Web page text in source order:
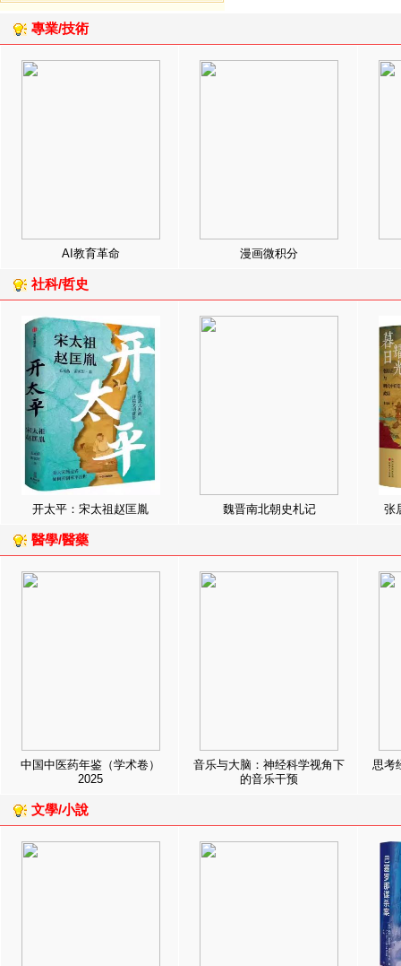
專業/技術
AI教育革命 漫画微积分
社科/哲史
开太平：宋太祖赵匡胤 魏晋南北朝史札记 张
醫學/醫藥
中国中医药年鉴（学术卷）
2025
音乐与大脑：神经科学视角下
的音乐干预
思考
文學/小說